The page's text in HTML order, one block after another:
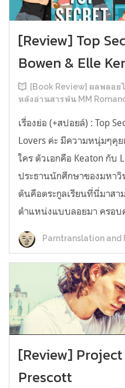
[Review] Top
Bowen & Elle
[Book Review] ผลพลอย
หลังอ่านสารพัน MM
เรื่องย่อ (+สปอยล์) : Top
Lovers ค่ะ มีความหนุ่มๆคุ
ใคร ตัวเอกคือ Keaton กับ
ประธานนักศึกษาของมหา
ตันคือตระกูลเรียนที่นี่มาสา
ตำแหน่งแบบลอยมา ครอบ
Parntranslation and
[Review]
Prescott